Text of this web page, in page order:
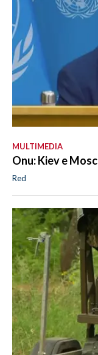
MULTIMEDIA
Onu: Kiev e
Red